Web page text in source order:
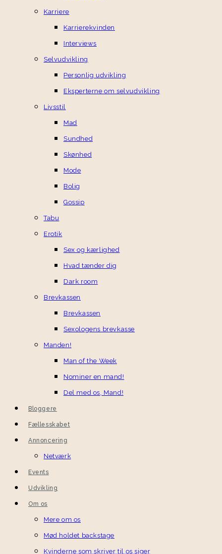
Karriere
Karrierekvinden
Interviews
Selvudvikling
Personlig udvikling
Eksperterne om selvudvikling
Livsstil
Mad
Sundhed
Skønhed
Mode
Bolig
Gossip
Tabu
Erotik
Sex og kærlighed
Hvad tænder dig
Dark room
Brevkassen
Brevkassen
Sexologens brevkasse
Manden!
Man of the Week
Nominer en mand!
Del med os, Mand!
Bloggere
Fællesskabet
Annoncering
Netværk
Events
Udvikling
Om os
Mere om os
Mød holdet backstage
Kvinderne som skriver til os siger